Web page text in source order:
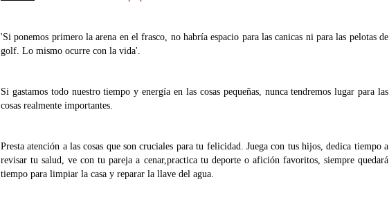
'Si ponemos primero la arena en el frasco, no habría espacio para las canicas ni para las pelotas de
golf. Lo mismo ocurre con la vida'.
Si gastamos todo nuestro tiempo y energía en las cosas pequeñas, nunca tendremos lugar para las
cosas realmente importantes.
Presta atención a las cosas que son cruciales para tu felicidad. Juega con tus hijos, dedica tiempo a
revisar tu salud, ve con tu pareja a cenar,practica tu deporte o afición favoritos, siempre quedará
tiempo para limpiar la casa y reparar la llave del agua.